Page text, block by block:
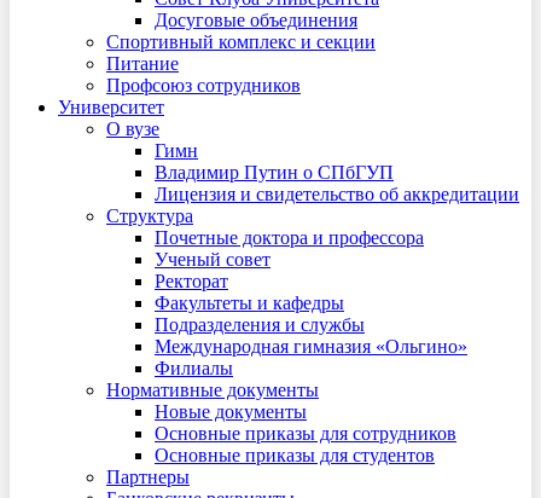
Досуговые объединения
Спортивный комплекс и секции
Питание
Профсоюз сотрудников
Университет
О вузе
Гимн
Владимир Путин о СПбГУП
Лицензия и свидетельство об аккредитации
Структура
Почетные доктора и профессора
Ученый совет
Ректорат
Факультеты и кафедры
Подразделения и службы
Международная гимназия «Ольгино»
Филиалы
Нормативные документы
Новые документы
Основные приказы для сотрудников
Основные приказы для студентов
Партнеры